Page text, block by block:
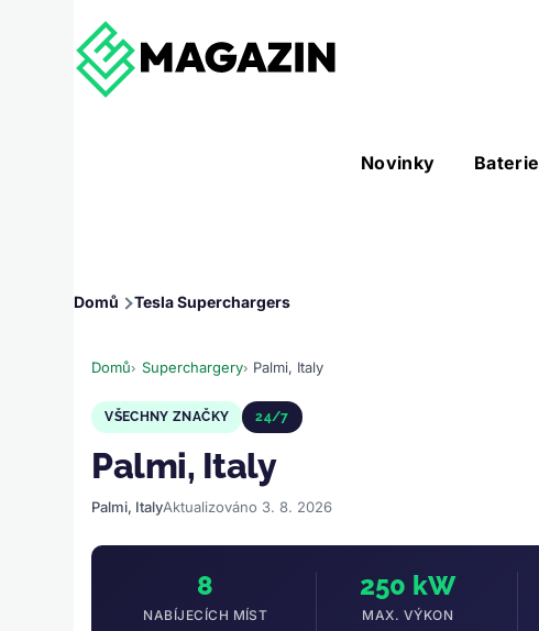
Hlavní
Novinky Baterie
Nástroje sub-navigation
Drobečková
navigace
Domů Tesla Superchargers
Domů Superchargery Palmi, Italy
VŠECHNY ZNAČKY 24/7
Palmi, Italy
Palmi, ItalyAktualizováno 3. 8. 2026
8
NABÍJECÍCH MÍST
250 kW
MAX. VÝKON